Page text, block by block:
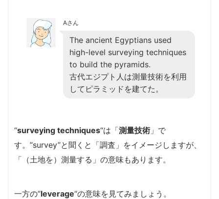
Aさん
The ancient Egyptians used
high-level surveying techniques
to build the pyramids.
古代エジプト人は測量技術を利用
してピラミッドを建てた。
“surveying techniques“は「測量技術 」で
す。”survey”と聞くと「調査」をイメージしますが、
「（土地を）測量する」の意味もあります。
一方の”leverage“の意味を見てみましょう。